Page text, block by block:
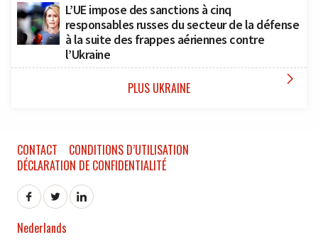
L’UE impose des sanctions à cinq
responsables russes du secteur de la défense
à la suite des frappes aériennes contre
l’Ukraine
PLUS UKRAINE 
CONTACT
CONDITIONS D’UTILISATION
DÉCLARATION DE CONFIDENTIALITÉ
Nederlands